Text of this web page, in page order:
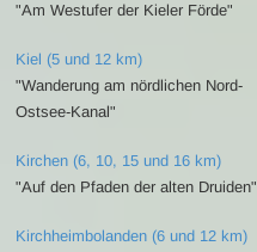
"Am Westufer der Kieler Förde"
Kiel (5 und 12 km)
"Wanderung am nördlichen Nord-
Ostsee-Kanal"
Kirchen (6, 10, 15 und 16 km)
"Auf den Pfaden der alten Druiden"
Kirchheimbolanden (6 und 12 km)